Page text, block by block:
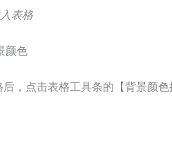
表格
颜色
后，点击表格工具条的【背景颜